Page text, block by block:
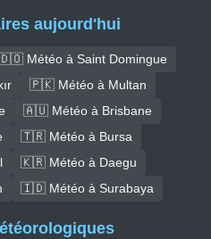
aujourd'hui
Météo à Saint Domingue
🇵🇰 Météo à Multan
🇦🇺 Météo à Brisbane
🇹🇷 Météo à Bursa
🇰🇷 Météo à Daegu
🇮🇩 Météo à Surabaya